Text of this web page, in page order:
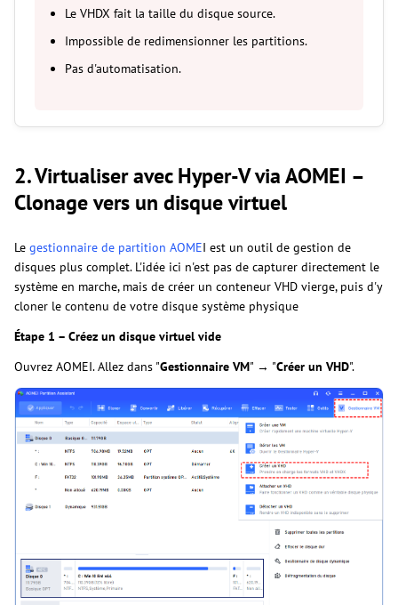
Le VHDX fait la taille du disque source.
Impossible de redimensionner les partitions.
Pas d'automatisation.
2. Virtualiser avec Hyper-V via AOMEI –
Clonage vers un disque virtuel
Le gestionnaire de partition AOMEI est un outil de gestion de
disques plus complet. L'idée ici n'est pas de capturer directement le
système en marche, mais de créer un conteneur VHD vierge, puis d'y
cloner le contenu de votre disque système physique
Étape 1 – Créez un disque virtuel vide
Ouvrez AOMEI. Allez dans "Gestionnaire VM" → "Créer un VHD".